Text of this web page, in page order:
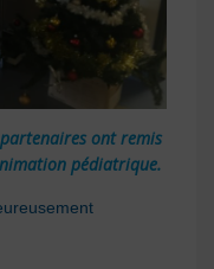
ont remis
pédiatrique.